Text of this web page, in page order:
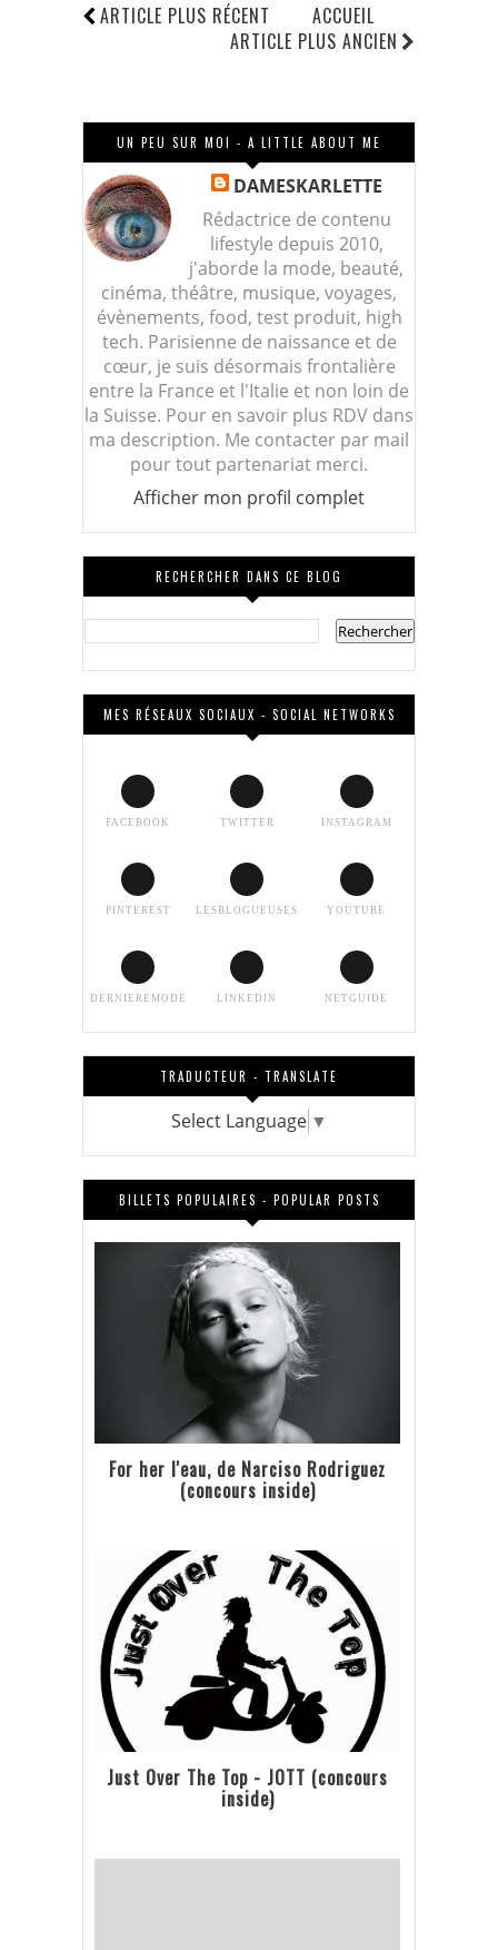
ARTICLE PLUS RÉCENT
ARTICLE PLUS ANCIEN
ACCUEIL
UN PEU SUR MOI - A LITTLE ABOUT ME
DAMESKARLETTE
Rédactrice de contenu
lifestyle depuis 2010,
j'aborde la mode, beauté,
cinéma, théâtre, musique, voyages,
évènements, food, test produit, high
tech. Parisienne de naissance et de
cœur, je suis désormais frontalière
entre la France et l'Italie et non loin de
la Suisse. Pour en savoir plus RDV dans
ma description. Me contacter par mail
pour tout partenariat merci.
Afficher mon profil complet
RECHERCHER DANS CE BLOG
MES RÉSEAUX SOCIAUX - SOCIAL NETWORKS
FACEBOOK TWITTER INSTAGRAM
PINTEREST LESBLOGUEUSES YOUTUBE
DERNIEREMODE LINKEDIN NETGUIDE
TRADUCTEUR - TRANSLATE
Select Language ▼
BILLETS POPULAIRES - POPULAR POSTS
For her l'eau, de Narciso Rodriguez
(concours inside)
Just Over The Top - JOTT (concours
inside)